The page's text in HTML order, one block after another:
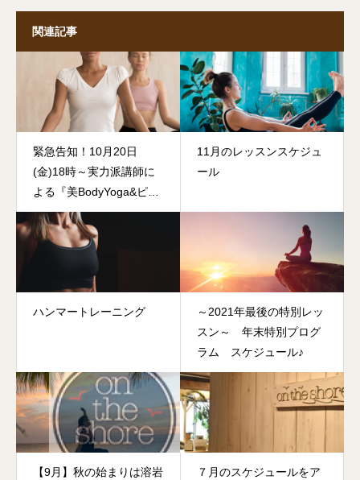
関連記事
緊急告知！10月20日
(金)18時～実力派講師に
よる『美BodyYoga&ピラ
ティス』レッスンスター
ト♪
11月のレッスンスケジュ
ール
ハンマートレーニング
～2021年最後の特別レッ
スン～ 年末特別プログ
ラム スケジュール♪
【9月】秋の始まりは溶岩
７月のスケジュールをア